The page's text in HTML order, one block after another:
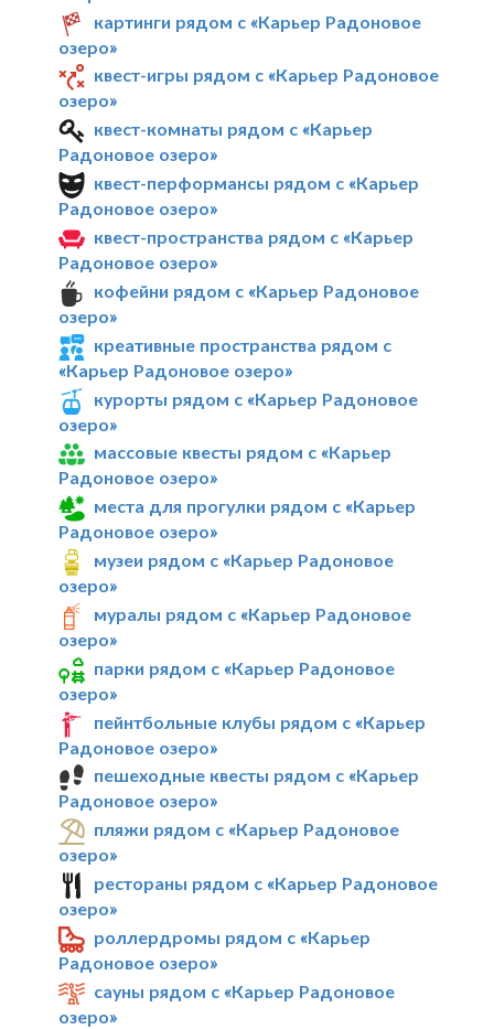
картинги рядом с «Карьер Радоновое
озеро»
квест-игры рядом с «Карьер Радоновое
озеро»
квест-комнаты рядом с «Карьер
Радоновое озеро»
квест-перформансы рядом с «Карьер
Радоновое озеро»
квест-пространства рядом с «Карьер
Радоновое озеро»
кофейни рядом с «Карьер Радоновое
озеро»
креативные пространства рядом с
«Карьер Радоновое озеро»
курорты рядом с «Карьер Радоновое
озеро»
массовые квесты рядом с «Карьер
Радоновое озеро»
места для прогулки рядом с «Карьер
Радоновое озеро»
музеи рядом с «Карьер Радоновое
озеро»
муралы рядом с «Карьер Радоновое
озеро»
парки рядом с «Карьер Радоновое
озеро»
пейнтбольные клубы рядом с «Карьер
Радоновое озеро»
пешеходные квесты рядом с «Карьер
Радоновое озеро»
пляжи рядом с «Карьер Радоновое
озеро»
рестораны рядом с «Карьер Радоновое
озеро»
роллердромы рядом с «Карьер
Радоновое озеро»
сауны рядом с «Карьер Радоновое
озеро»